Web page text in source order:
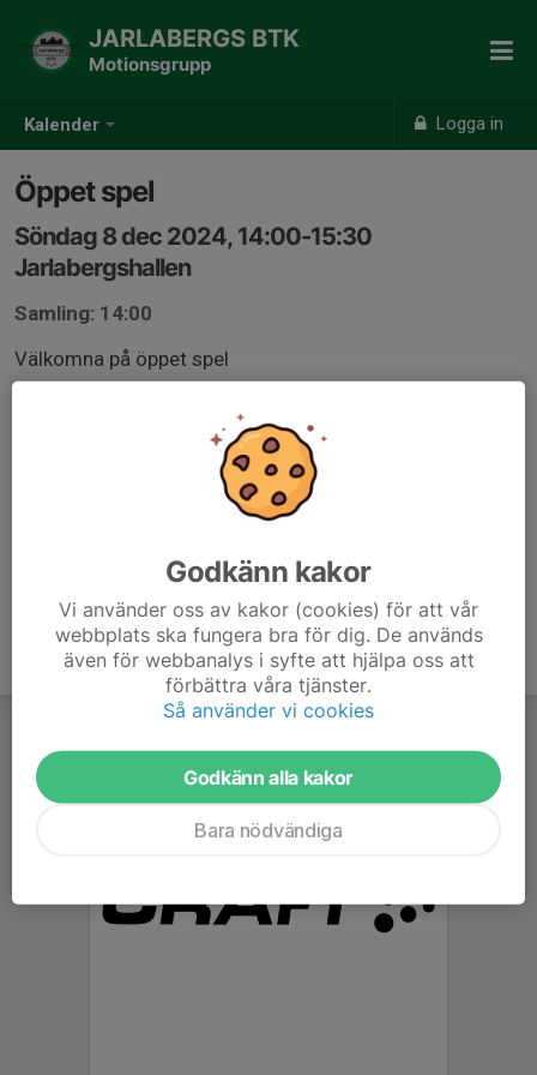
Kalender Logga in
JARLABERGS BTK
Motionsgrupp
Öppet spel
Söndag 8 dec 2024, 14:00-15:30
Jarlabergshallen
Samling: 14:00
Välkomna på öppet spel
Godkänn kakor
Vi använder oss av kakor (cookies) för att vår
webbplats ska fungera bra för dig. De används
även för webbanalys i syfte att hjälpa oss att
förbättra våra tjänster.
Så använder vi cookies
Godkänn alla kakor
Bara nödvändiga